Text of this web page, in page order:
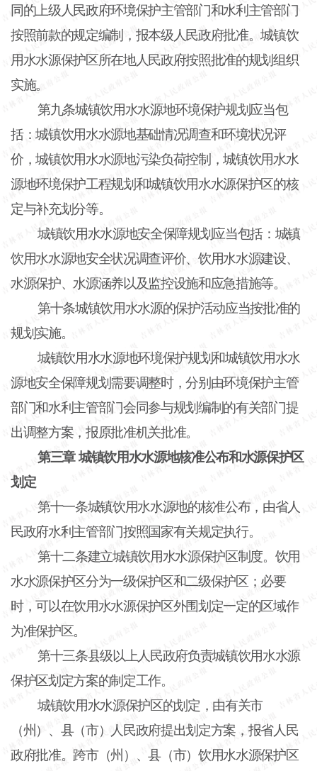
同的上级人民政府环境保护主管部门和水利主管部门
按照前款的规定编制，报本级人民政府批准。城镇饮
用水水源保护区所在地人民政府按照批准的规划组织
实施。
第九条城镇饮用水水源地环境保护规划应当包
括：城镇饮用水水源地基础情况调查和环境状况评
价，城镇饮用水水源地污染负荷控制，城镇饮用水水
源地环境保护工程规划和城镇饮用水水源保护区的核
定与补充划分等。
城镇饮用水水源地安全保障规划应当包括：城镇
饮用水水源地安全状况调查评价、饮用水水源建设、
水源保护、水源涵养以及监控设施和应急措施等。
第十条城镇饮用水水源的保护活动应当按批准的
规划实施。
城镇饮用水水源地环境保护规划和城镇饮用水水
源地安全保障规划需要调整时，分别由环境保护主管
部门和水利主管部门会同参与规划编制的有关部门提
出调整方案，报原批准机关批准。
第三章 城镇饮用水水源地核准公布和水源保护区
划定
第十一条城镇饮用水水源地的核准公布，由省人
民政府水利主管部门按照国家有关规定执行。
第十二条建立城镇饮用水水源保护区制度。饮用
水水源保护区分为一级保护区和二级保护区；必要
时，可以在饮用水水源保护区外围划定一定的区域作
为准保护区。
第十三条县级以上人民政府负责城镇饮用水水源
保护区划定方案的制定工作。
城镇饮用水水源保护区的划定，由有关市
（州）、县（市）人民政府提出划定方案，报省人民
政府批准。跨市（州）、县（市）饮用水水源保护区